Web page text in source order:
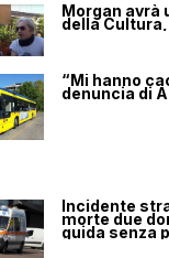
Morgan avrà
della
“Mi hanno
denuncia di
Incidente
morte due
guida senza